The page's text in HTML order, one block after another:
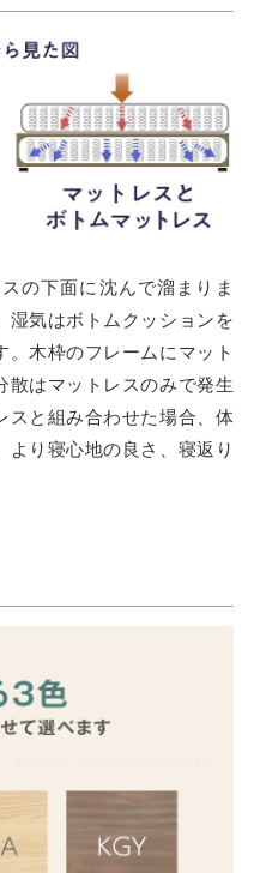
の下面に沈んで溜まりま
湿気はボトムクッションを
木枠のフレームにマット
散はマットレスのみで発生
スと組み合わせた場合、体
り寝心地の良さ、寝返り